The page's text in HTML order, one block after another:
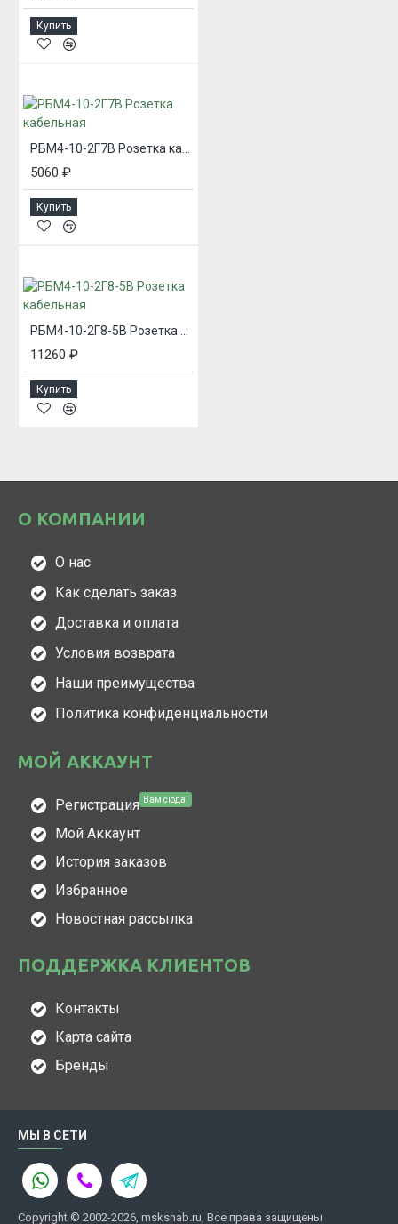
Купить
РБМ4-10-2Г7В Розетка кабельная
5060 ₽
Купить
РБМ4-10-2Г8-5В Розетка кабельная
11260 ₽
Купить
О КОМПАНИИ
О нас
Как сделать заказ
Доставка и оплата
Условия возврата
Наши преимущества
Политика конфиденциальности
МОЙ АККАУНТ
Регистрация Вам сюда!
Мой Аккаунт
История заказов
Избранное
Новостная рассылка
ПОДДЕРЖКА КЛИЕНТОВ
Контакты
Карта сайта
Бренды
МЫ В СЕТИ
Copyright © 2002-2026, msksnab.ru, Все права защищены